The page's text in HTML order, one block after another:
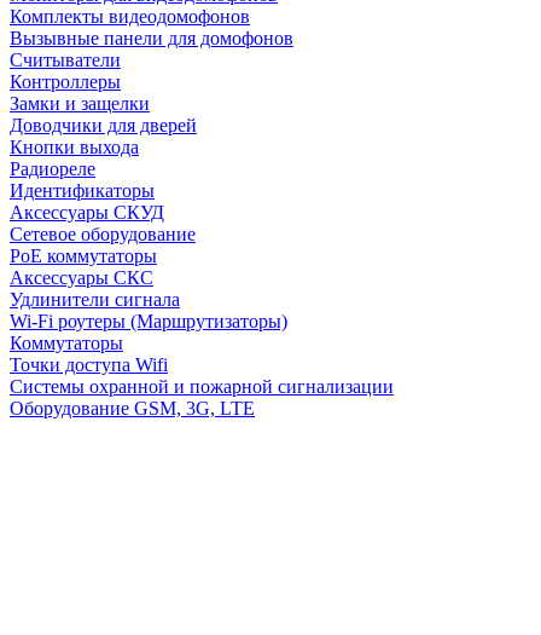
Комплекты видеодомофонов
Вызывные панели для домофонов
Считыватели
Контроллеры
Замки и защелки
Доводчики для дверей
Кнопки выхода
Радиореле
Идентификаторы
Аксессуары СКУД
Сетевое оборудование
PoE коммутаторы
Аксессуары СКС
Удлинители сигнала
Wi-Fi роутеры (Маршрутизаторы)
Коммутаторы
Точки доступа Wifi
Системы охранной и пожарной сигнализации
Оборудование GSM, 3G, LTE